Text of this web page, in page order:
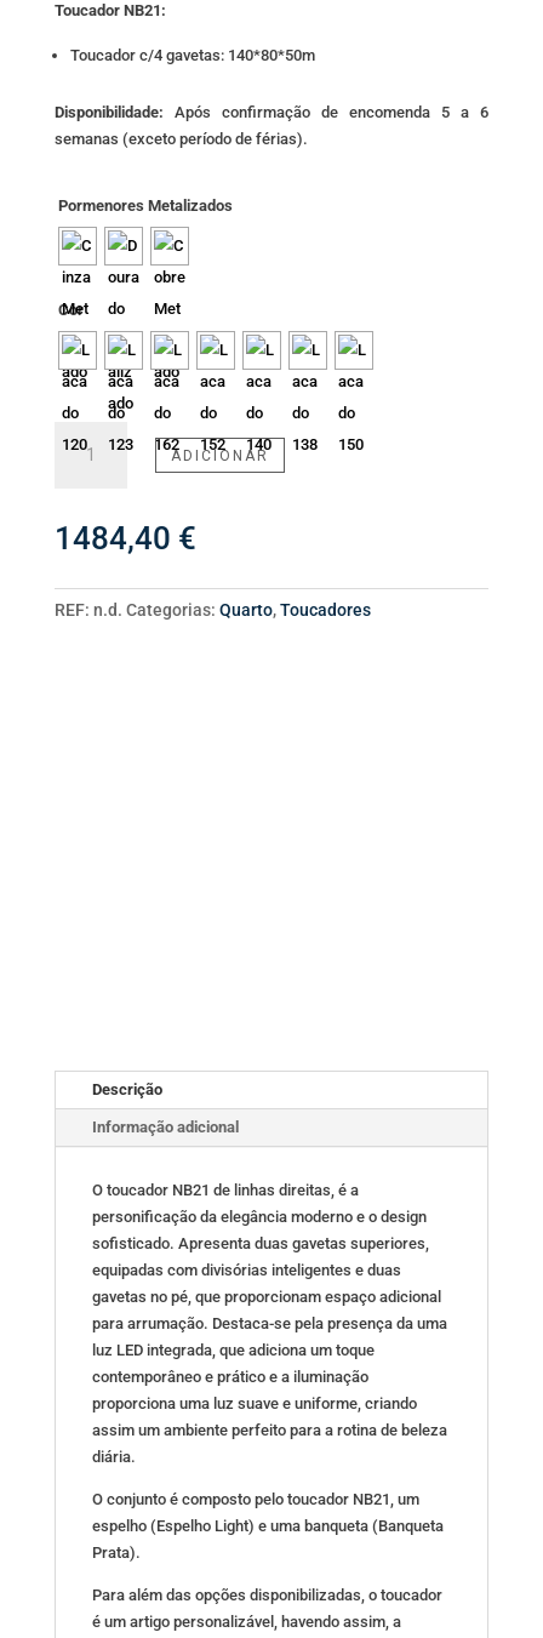
Toucador NB21:
Toucador c/4 gavetas: 140*80*50m
Disponibilidade: Após confirmação de encomenda 5 a 6
semanas (exceto período de férias).
Pormenores Metalizados
Cor
ADICIONAR
1484,40 €
REF: n.d. Categorias: Quarto,Toucadores
Descrição
Informação adicional
O toucador NB21 de linhas direitas, é a
personificação da elegância moderno e o design
sofisticado. Apresenta duas gavetas superiores,
equipadas com divisórias inteligentes e duas
gavetas no pé, que proporcionam espaço adicional
para arrumação. Destaca-se pela presença da uma
luz LED integrada, que adiciona um toque
contemporâneo e prático e a iluminação
proporciona uma luz suave e uniforme, criando
assim um ambiente perfeito para a rotina de beleza
diária.
O conjunto é composto pelo toucador NB21, um
espelho (Espelho Light) e uma banqueta (Banqueta
Prata).
Para além das opções disponibilizadas, o toucador
é um artigo personalizável, havendo assim, a